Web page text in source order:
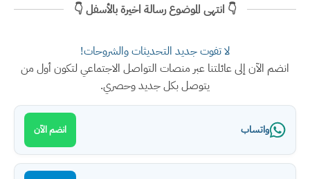
👇 انتهى الموضوع رسالة اخيرة بالأسفل 👇
لا تفوت جديد التحديثات والشروحات!
انضم الآن إلى عائلتنا عبر منصات التواصل الاجتماعي لتكون أول من
يتوصل بكل جديد وحصري.
واتساب انضم الآن